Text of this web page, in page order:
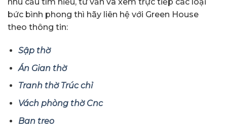
nhu cầu tìm hiểu, tư vấn và xem trực tiếp các loại
bức bình phong thì hãy liên hệ với Green House
theo thông tin:
Sập thờ
Án Gian thờ
Tranh thờ Trúc chỉ
Vách phòng thờ Cnc
Ban treo